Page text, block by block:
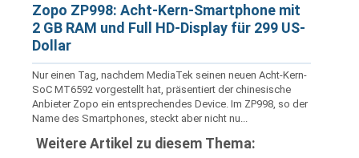
Zopo ZP998: Acht-Kern-Smartphone mit
2 GB RAM und Full HD-Display für 299 US-
Dollar
Nur einen Tag, nachdem MediaTek seinen neuen Acht-Kern-
SoC MT6592 vorgestellt hat, präsentiert der chinesische
Anbieter Zopo ein entsprechendes Device. Im ZP998, so der
Name des Smartphones, steckt aber nicht nu...
Weitere Artikel zu diesem Thema: